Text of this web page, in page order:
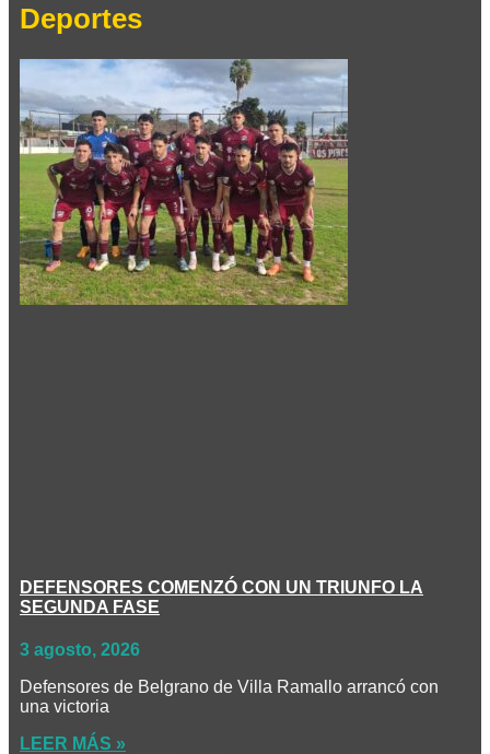
Deportes
DEFENSORES COMENZÓ CON UN TRIUNFO LA
SEGUNDA FASE
3 agosto, 2026
Defensores de Belgrano de Villa Ramallo arrancó con
una victoria
LEER MÁS »